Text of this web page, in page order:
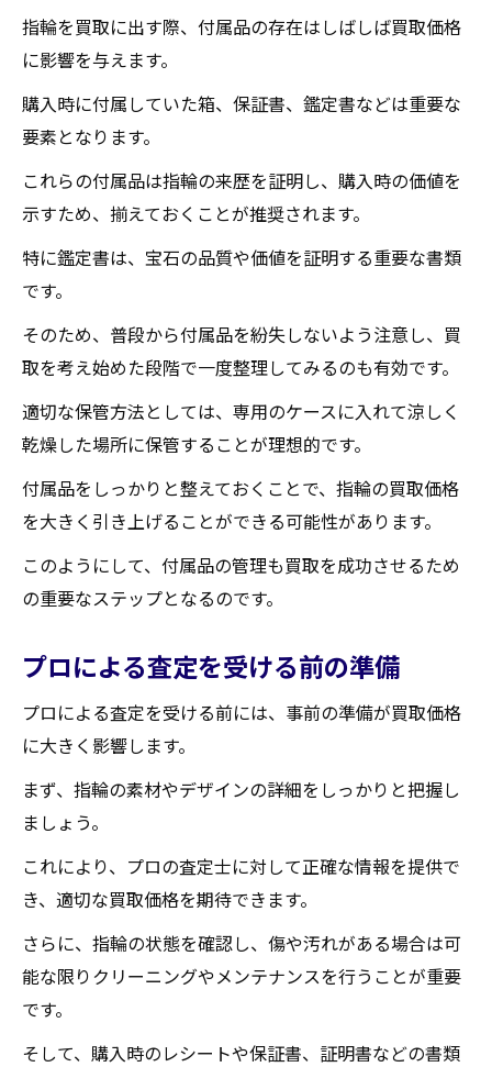
指輪を買取に出す際、付属品の存在はしばしば買取価格
に影響を与えます。
購入時に付属していた箱、保証書、鑑定書などは重要な
要素となります。
これらの付属品は指輪の来歴を証明し、購入時の価値を
示すため、揃えておくことが推奨されます。
特に鑑定書は、宝石の品質や価値を証明する重要な書類
です。
そのため、普段から付属品を紛失しないよう注意し、買
取を考え始めた段階で一度整理してみるのも有効です。
適切な保管方法としては、専用のケースに入れて涼しく
乾燥した場所に保管することが理想的です。
付属品をしっかりと整えておくことで、指輪の買取価格
を大きく引き上げることができる可能性があります。
このようにして、付属品の管理も買取を成功させるため
の重要なステップとなるのです。
プロによる査定を受ける前の準備
プロによる査定を受ける前には、事前の準備が買取価格
に大きく影響します。
まず、指輪の素材やデザインの詳細をしっかりと把握し
ましょう。
これにより、プロの査定士に対して正確な情報を提供で
き、適切な買取価格を期待できます。
さらに、指輪の状態を確認し、傷や汚れがある場合は可
能な限りクリーニングやメンテナンスを行うことが重要
です。
そして、購入時のレシートや保証書、証明書などの書類